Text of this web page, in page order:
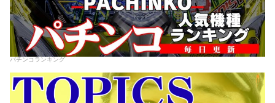
パチンコランキング